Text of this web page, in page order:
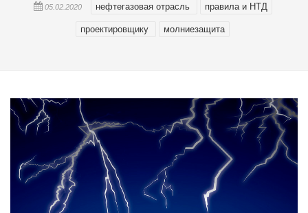
05.02.2020 нефтегазовая отрасль правила и НТД
проектировщику молниезащита